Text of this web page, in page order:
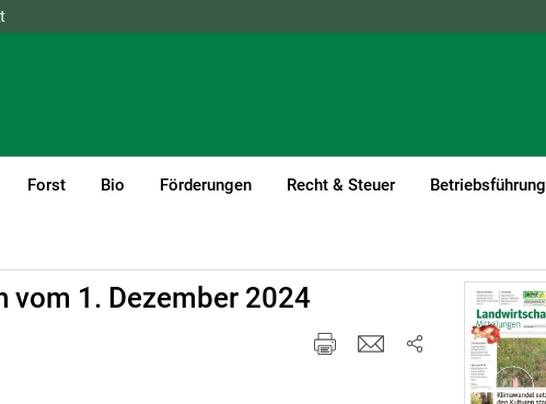
Forst Bio Förderungen Recht & Steuer Betriebsführung
1. Dezember 2024